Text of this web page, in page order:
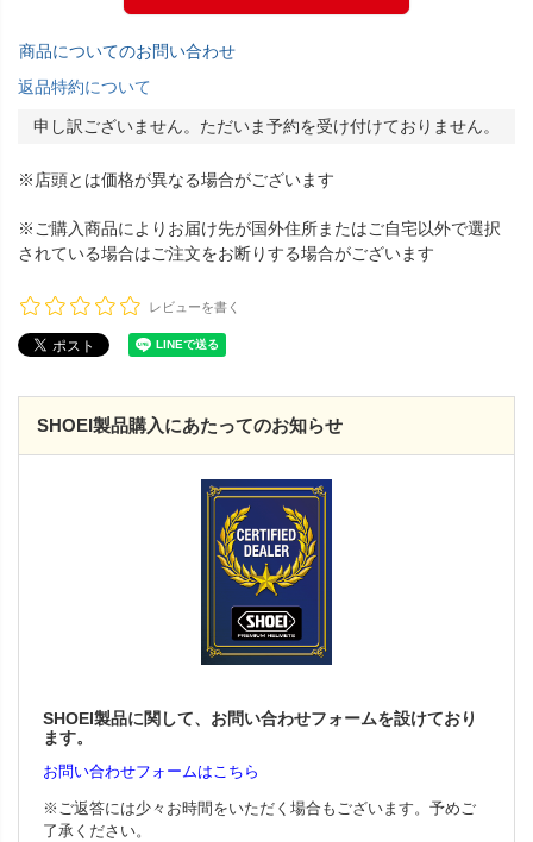
商品についてのお問い合わせ
返品特約について
申し訳ございません。ただいま予約を受け付けておりません。
※店頭とは価格が異なる場合がございます
※ご購入商品によりお届け先が国外住所またはご自宅以外で選択
されている場合はご注文をお断りする場合がございます
レビューを書く
SHOEI製品購入にあたってのお知らせ
SHOEI製品に関して、お問い合わせフォームを設けており
ます。
お問い合わせフォームはこちら
※ご返答には少々お時間をいただく場合もございます。予めご
了承ください。